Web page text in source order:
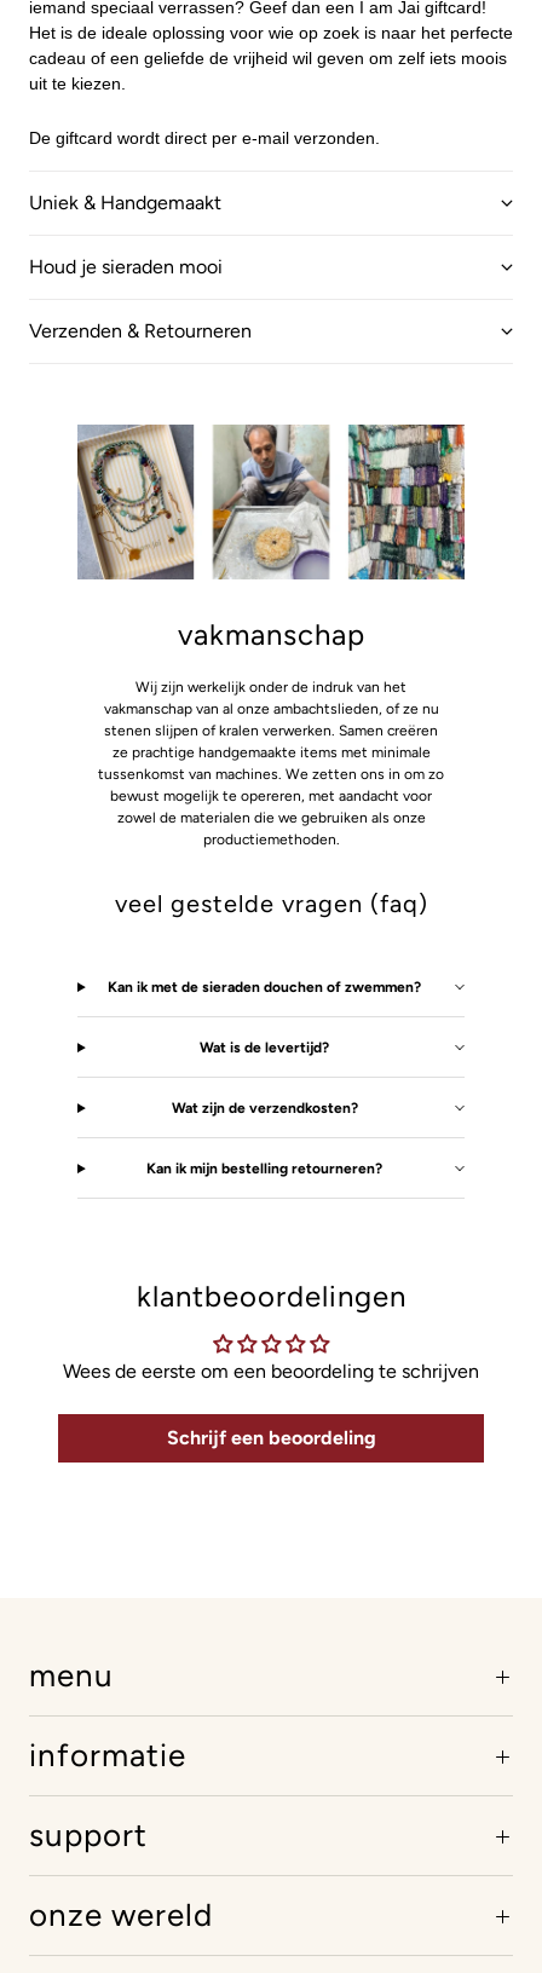
iemand speciaal verrassen? Geef dan een I am Jai giftcard!
Het is de ideale oplossing voor wie op zoek is naar het perfecte
cadeau of een geliefde de vrijheid wil geven om zelf iets moois
uit te kiezen.
De giftcard wordt direct per e-mail verzonden.
Uniek & Handgemaakt
Houd je sieraden mooi
Verzenden & Retourneren
vakmanschap
Wij zijn werkelijk onder de indruk van het
vakmanschap van al onze ambachtslieden, of ze nu
stenen slijpen of kralen verwerken. Samen creëren
ze prachtige handgemaakte items met minimale
tussenkomst van machines. We zetten ons in om zo
bewust mogelijk te opereren, met aandacht voor
zowel de materialen die we gebruiken als onze
productiemethoden.
veel gestelde vragen (faq)
Kan ik met de sieraden douchen of zwemmen?
Wat is de levertijd?
Wat zijn de verzendkosten?
Kan ik mijn bestelling retourneren?
klantbeoordelingen
Wees de eerste om een beoordeling te schrijven
Schrijf een beoordeling
menu
informatie
support
onze wereld